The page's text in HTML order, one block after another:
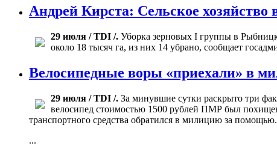
Андрей Кирста: Сельское
29 июля / TDI /. Уборка зерновых I группы в
около 18 тысяч га, из них 14 убрано, сообщает
Велосипедные воры «приехали» в
29 июля / TDI /. За минувшие сутки раскрыто три
велосипед стоимостью 1500 рублей ПМР был похищен
транспортного средства обратился в милицию за
...